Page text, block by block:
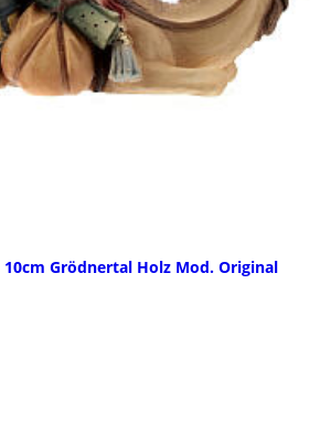
10cm Grödnertal Holz Mod. Original